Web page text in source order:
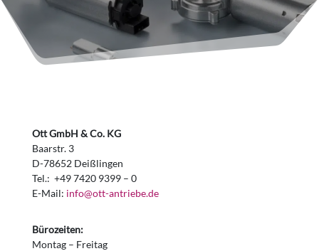
Ott GmbH & Co. KG
Baarstr. 3
D-78652 Deißlingen
Tel.: +49 7420 9399 – 0
E-Mail: info@ott-antriebe.de
Bürozeiten:
Montag – Freitag